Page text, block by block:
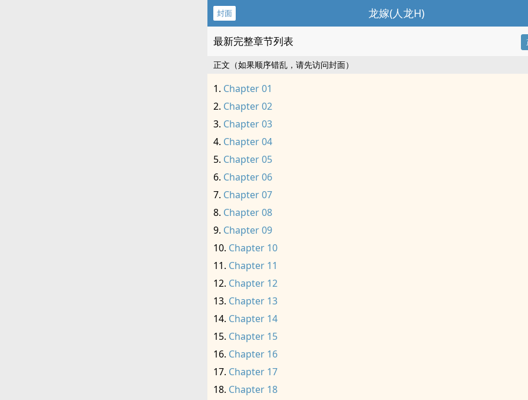
封面 龙嫁(人龙H)
最新完整章节列表
正文（如果顺序错乱，请先访问封面）
Chapter 01
Chapter 02
Chapter 03
Chapter 04
Chapter 05
Chapter 06
Chapter 07
Chapter 08
Chapter 09
Chapter 10
Chapter 11
Chapter 12
Chapter 13
Chapter 14
Chapter 15
Chapter 16
Chapter 17
Chapter 18